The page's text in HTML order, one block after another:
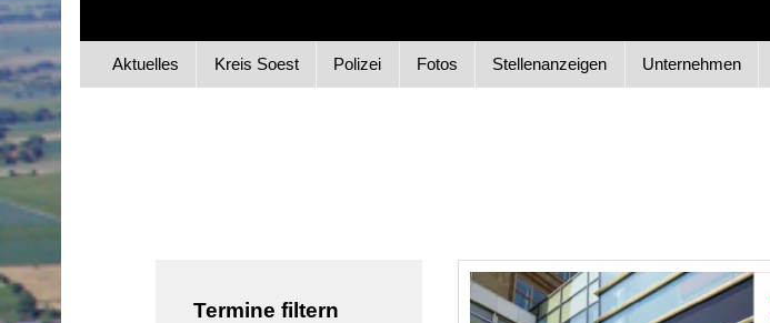
Aktuelles Kreis Soest Polizei Fotos Stellenanzeigen Unternehmen
Termine filtern